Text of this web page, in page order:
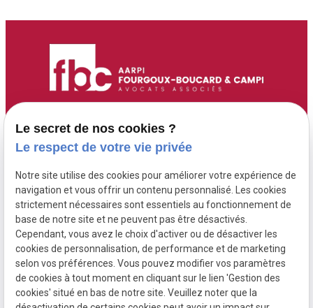
Adresse :
6 Route de Didier
FRANCE ( 6 rue de
Didier )
Contact :
05 96 70 00 13
boucard-campi-
avocats.com
Maître Campi
Honoraires
Postulation
Actualités
Le secret de nos cookies ?
Le respect de votre vie privée
Notre site utilise des cookies pour améliorer votre expérience de
navigation et vous offrir un contenu personnalisé. Les cookies
strictement nécessaires sont essentiels au fonctionnement de
base de notre site et ne peuvent pas être désactivés.
Cependant, vous avez le choix d'activer ou de désactiver les
cookies de personnalisation, de performance et de marketing
selon vos préférences. Vous pouvez modifier vos paramètres
de cookies à tout moment en cliquant sur le lien 'Gestion des
cookies' situé en bas de notre site. Veuillez noter que la